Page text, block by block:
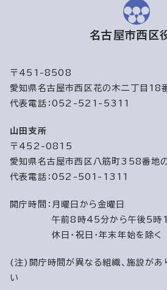
名古屋市西区
〒451-8508
愛知県名古屋市西区花の木二丁目18
代表電話：052-521-5311
山田支所
〒452-0815
愛知県名古屋市西区八筋町358番地
代表電話：052-501-1311
開庁時間： 月曜日から金曜日
午前8時45分から午後5時
休日・祝日・年末年始を除く
(注)開庁時間が異なる組織、施設があ
い